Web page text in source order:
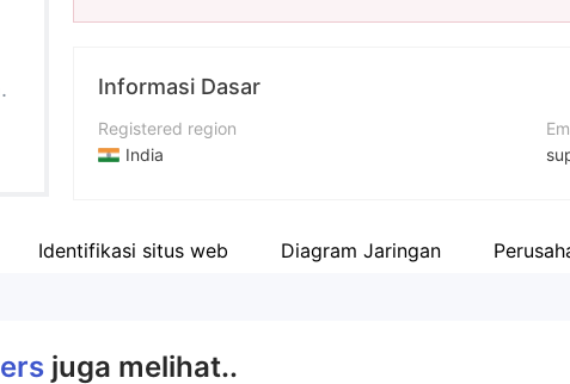
Informasi Dasar
Registered region
India
Nama perusahaan
Identifikasi situs web Diagram Jaringan
juga melihat..